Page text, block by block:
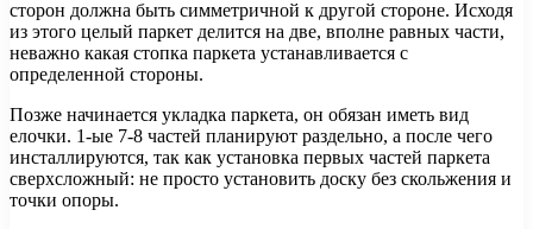
сторон должна быть симметричной к другой стороне. Исходя
из этого целый паркет делится на две, вполне равных части,
неважно какая стопка паркета устанавливается с
определенной стороны.
Позже начинается укладка паркета, он обязан иметь вид
елочки. 1-ые 7-8 частей планируют раздельно, а после чего
инсталлируются, так как установка первых частей паркета
сверхсложный: не просто установить доску без скольжения и
точки опоры.